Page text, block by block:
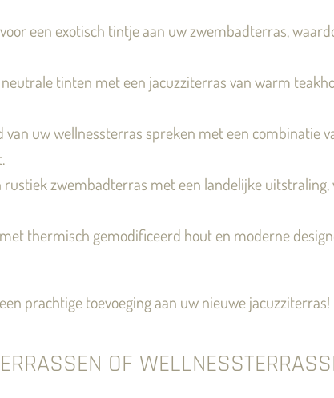
een exotisch tintje aan uw zwembadterras,
tinten met een jacuzziterras van warm
van uw wellnessterras spreken met een combinatie
zwembadterras met een landelijke
thermisch gemodificeerd hout en moderne
prachtige toevoeging aan uw nieuwe jacuzziterras!
OF